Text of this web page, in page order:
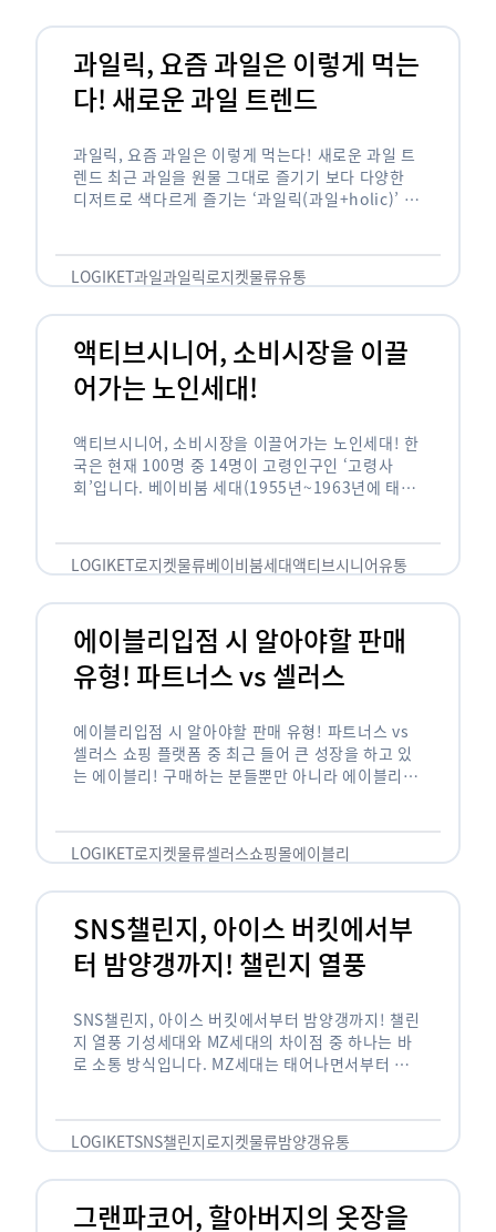
과일릭, 요즘 과일은 이렇게 먹는
다! 새로운 과일 트렌드
과일릭, 요즘 과일은 이렇게 먹는다! 새로운 과일 트
렌드 최근 과일을 원물 그대로 즐기기 보다 다양한
디저트로 색다르게 즐기는 ‘과일릭(과일+holic)’ 트
…
LOGIKET과일과일릭로지켓물류유통
액티브시니어, 소비시장을 이끌
어가는 노인세대!
액티브시니어, 소비시장을 이끌어가는 노인세대! 한
국은 현재 100명 중 14명이 고령인구인 ‘고령사
회’입니다. 베이비붐 세대(1955년~1963년에 태어
오고 있습니다. 하지만 사회가 늙어가는 …
LOGIKET로지켓물류베이비붐세대액티브시니어유통
에이블리입점 시 알아야할 판매
유형! 파트너스 vs 셀러스
에이블리입점 시 알아야할 판매 유형! 파트너스 vs
셀러스 쇼핑 플랫폼 중 최근 들어 큰 성장을 하고 있
는 에이블리! 구매하는 분들뿐만 아니라 에이블리에
LOGIKET로지켓물류셀러스쇼핑몰에이블리
SNS챌린지, 아이스 버킷에서부
터 밤양갱까지! 챌린지 열풍
SNS챌린지, 아이스 버킷에서부터 밤양갱까지! 챌린
지 열풍 기성세대와 MZ세대의 차이점 중 하나는 바
로 소통 방식입니다. MZ세대는 태어나면서부터 디
도 능숙한 …
LOGIKETSNS챌린지로지켓물류밤양갱유통
그랜파코어, 할아버지의 옷장을